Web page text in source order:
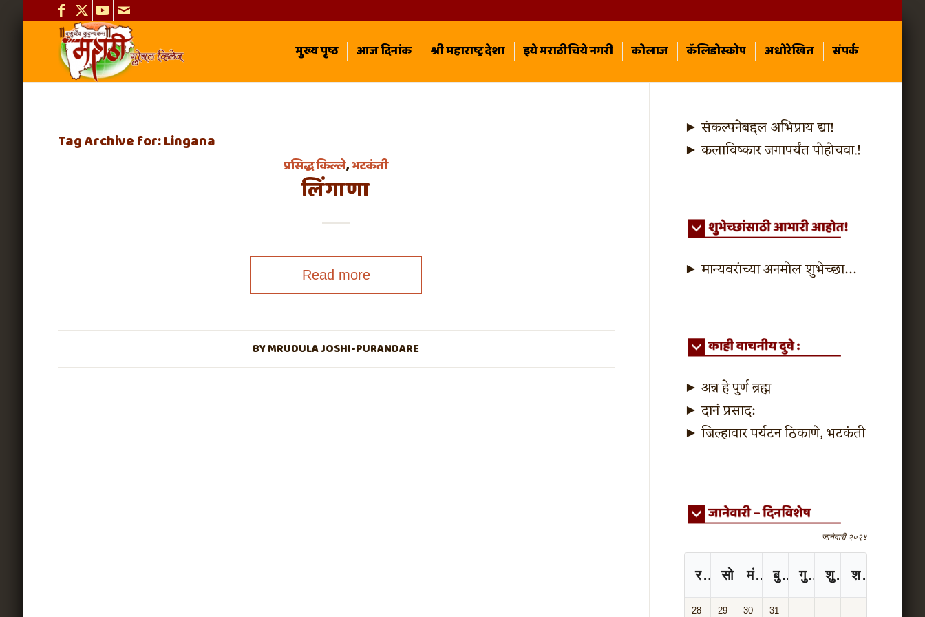
मुख्य पृष्ठ आज दिनांक श्री महाराष्ट्र देशा इये मराठीचिये नगरी कोलाज कॅलिडोस्कोप अधोरेखित संपर्क
Tag Archive for:Lingana
प्रसिद्ध किल्ले,भटकंती
लिंगाणा
Read more
BYMRUDULA JOSHI-PURANDARE
► संकल्पनेबद्दल अभिप्राय द्या!
► कलाविष्कार जगापर्यंत पोहोचवा.!
► मान्यवरांच्या अनमोल शुभेच्छा…
► अन्न हे पुर्ण ब्रह्म
►दानं प्रसाद:
► जिल्हावार पर्यटन ठिकाणे, भटकंती
रविवार सोमवार मंगळवार बुधवार गुरुवार शुक्रवार शनिवार
जानेवारी २०२४
28 29 30 31